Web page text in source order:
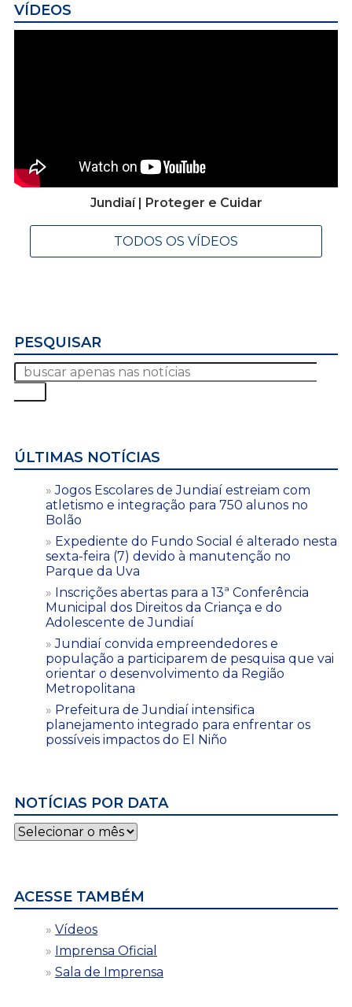
VÍDEOS
Jundiaí | Proteger e Cuidar
TODOS OS VÍDEOS
PESQUISAR
ÚLTIMAS NOTÍCIAS
Jogos Escolares de Jundiaí estreiam com
atletismo e integração para 750 alunos no
Bolão
Expediente do Fundo Social é alterado nesta
sexta-feira (7) devido à manutenção no
Parque da Uva
Inscrições abertas para a 13ª Conferência
Municipal dos Direitos da Criança e do
Adolescente de Jundiaí
Jundiaí convida empreendedores e
população a participarem de pesquisa que vai
orientar o desenvolvimento da Região
Metropolitana
Prefeitura de Jundiaí intensifica
planejamento integrado para enfrentar os
possíveis impactos do El Niño
NOTÍCIAS POR DATA
Notícias
por
ACESSE TAMBÉM
Vídeos
Imprensa Oficial
Sala de Imprensa